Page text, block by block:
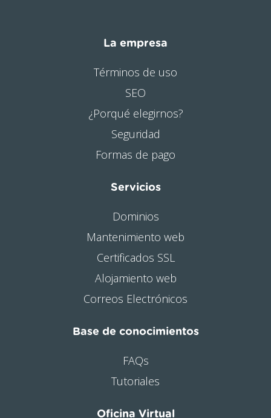
La empresa
Términos de uso
SEO
¿Porqué elegirnos?
Seguridad
Formas de pago
Servicios
Dominios
Mantenimiento web
Certificados SSL
Alojamiento web
Correos Electrónicos
Base de conocimientos
FAQs
Tutoriales
Oficina Virtual